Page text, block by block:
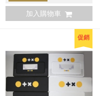
加入購物車
促銷